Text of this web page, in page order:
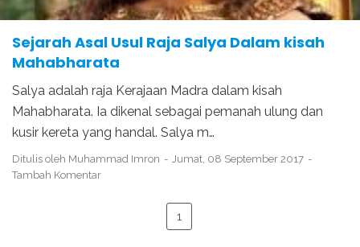
Sejarah Asal Usul Raja Salya Dalam kisah
Mahabharata
Salya adalah raja Kerajaan Madra dalam kisah
Mahabharata. Ia dikenal sebagai pemanah ulung dan
kusir kereta yang handal. Salya m…
Ditulis oleh Muhammad Imron
Jumat, 08 September 2017
Tambah Komentar
1